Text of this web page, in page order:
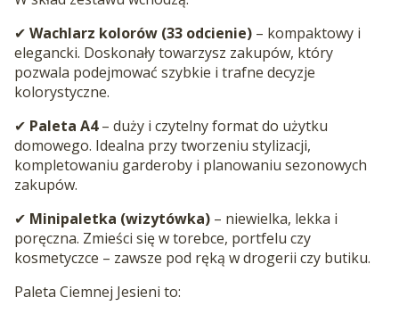
✔ Wachlarz kolorów (33 odcienie) – kompaktowy i
elegancki. Doskonały towarzysz zakupów, który
pozwala podejmować szybkie i trafne decyzje
kolorystyczne.
✔ Paleta A4– duży i czytelny format do użytku
domowego. Idealna przy tworzeniu stylizacji,
kompletowaniu garderoby i planowaniu sezonowych
zakupów.
✔ Minipaletka (wizytówka) – niewielka, lekka i
poręczna. Zmieści się w torebce, portfelu czy
kosmetyczce – zawsze pod ręką w drogerii czy butiku.
Paleta Ciemnej Jesieni to: